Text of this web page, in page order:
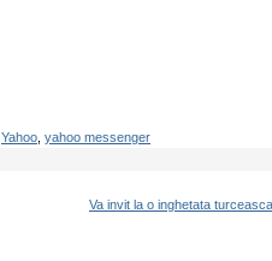
Yahoo yahoo messenger
Va invit la o inghetata turceasca